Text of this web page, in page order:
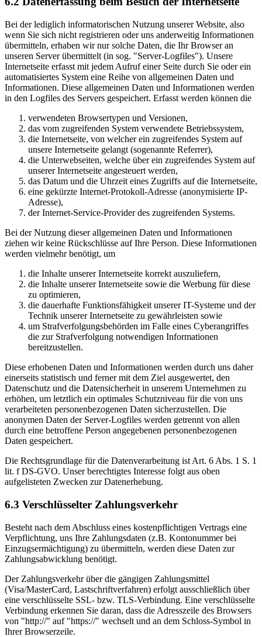
Bei der lediglich informatorischen Nutzung unserer Website, also
wenn Sie sich nicht registrieren oder uns anderweitig Informationen
übermitteln, erhaben wir nur solche Daten, die Ihr Browser an
unseren Server übermittelt (in sog. "Server-Logfiles"). Unsere
Internetseite erfasst mit jedem Aufruf einer Seite durch Sie oder ein
automatisiertes System eine Reihe von allgemeinen Daten und
Informationen. Diese allgemeinen Daten und Informationen werden
in den Logfiles des Servers gespeichert. Erfasst werden können die
verwendeten Browsertypen und Versionen,
das vom zugreifenden System verwendete Betriebssystem,
die Internetseite, von welcher ein zugreifendes System auf
unsere Internetseite gelangt (sogenannte Referrer),
die Unterwebseiten, welche über ein zugreifendes System auf
unserer Internetseite angesteuert werden,
das Datum und die Uhrzeit eines Zugriffs auf die Internetseite,
eine gekürzte Internet-Protokoll-Adresse (anonymisierte IP-
Adresse),
der Internet-Service-Provider des zugreifenden Systems.
Bei der Nutzung dieser allgemeinen Daten und Informationen
ziehen wir keine Rückschlüsse auf Ihre Person. Diese Informationen
werden vielmehr benötigt, um
die Inhalte unserer Internetseite korrekt auszuliefern,
die Inhalte unserer Internetseite sowie die Werbung für diese
zu optimieren,
die dauerhafte Funktionsfähigkeit unserer IT-Systeme und der
Technik unserer Internetseite zu gewährleisten sowie
um Strafverfolgungsbehörden im Falle eines Cyberangriffes
die zur Strafverfolgung notwendigen Informationen
bereitzustellen.
Diese erhobenen Daten und Informationen werden durch uns daher
einerseits statistisch und ferner mit dem Ziel ausgewertet, den
Datenschutz und die Datensicherheit in unserem Unternehmen zu
erhöhen, um letztlich ein optimales Schutzniveau für die von uns
verarbeiteten personenbezogenen Daten sicherzustellen. Die
anonymen Daten der Server-Logfiles werden getrennt von allen
durch eine betroffene Person angegebenen personenbezogenen
Daten gespeichert.
Die Rechtsgrundlage für die Datenverarbeitung ist Art. 6 Abs. 1 S. 1
lit. f DS-GVO. Unser berechtigtes Interesse folgt aus oben
aufgelisteten Zwecken zur Datenerhebung.
6.3 Verschlüsselter Zahlungsverkehr
Besteht nach dem Abschluss eines kostenpflichtigen Vertrags eine
Verpflichtung, uns Ihre Zahlungsdaten (z.B. Kontonummer bei
Einzugsermächtigung) zu übermitteln, werden diese Daten zur
Zahlungsabwicklung benötigt.
Der Zahlungsverkehr über die gängigen Zahlungsmittel
(Visa/MasterCard, Lastschriftverfahren) erfolgt ausschließlich über
eine verschlüsselte SSL- bzw. TLS-Verbindung. Eine verschlüsselte
Verbindung erkennen Sie daran, dass die Adresszeile des Browsers
von "http://" auf "https://" wechselt und an dem Schloss-Symbol in
Ihrer Browserzeile.